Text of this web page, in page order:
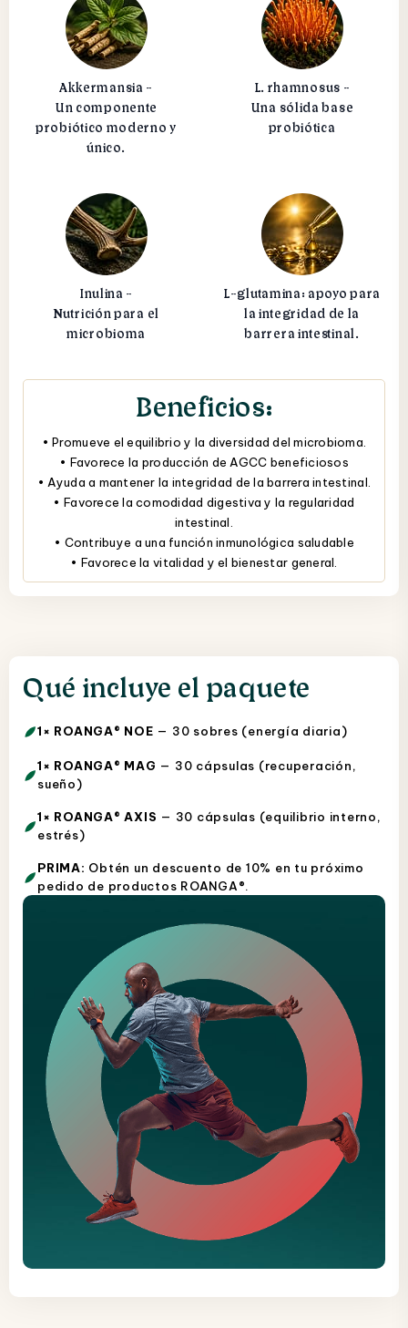
Akkermansia -
Un componente
probiótico moderno y
único.
L. rhamnosus -
Una sólida base
probiótica
Inulina -
Nutrición para el
microbioma
L-glutamina: apoyo para
la integridad de la
barrera intestinal.
Beneficios:
• Promueve el equilibrio y la diversidad del microbioma.
• Favorece la producción de AGCC beneficiosos
• Ayuda a mantener la integridad de la barrera intestinal.
• Favorece la comodidad digestiva y la regularidad
intestinal.
• Contribuye a una función inmunológica saludable
• Favorece la vitalidad y el bienestar general.
Qué incluye el paquete
1× ROANGA® NOE — 30 sobres (energía diaria)
1× ROANGA® MAG — 30 cápsulas (recuperación,
sueño)
1× ROANGA® AXIS — 30 cápsulas (equilibrio interno,
estrés)
PRIMA: Obtén un descuento de 10% en tu próximo
pedido de productos ROANGA®.